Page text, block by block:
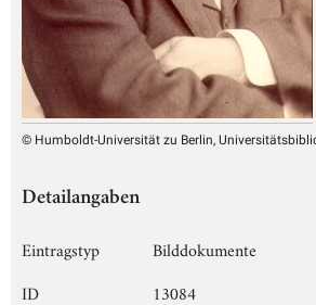
© Humboldt-Universität zu Berlin,
Detailangaben
Eintragstyp
Bilddokumente
ID
13084